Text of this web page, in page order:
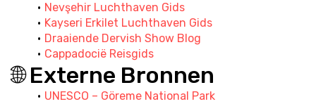
Nevşehir Luchthaven Gids
Kayseri Erkilet Luchthaven Gids
Draaiende Dervish Show Blog
Cappadocië Reisgids
🌐 Externe Bronnen
UNESCO – Göreme National Park